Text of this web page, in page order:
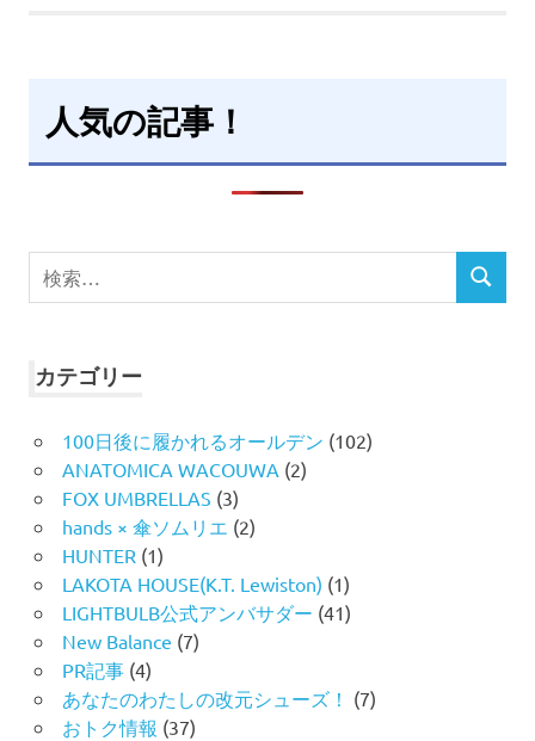
人気の記事！
検
索
検
索
カテゴリー
100日後に履かれるオールデン (102)
ANATOMICA WACOUWA (2)
FOX UMBRELLAS (3)
hands × 傘ソムリエ (2)
HUNTER (1)
LAKOTA HOUSE(K.T. Lewiston) (1)
LIGHTBULB公式アンバサダー (41)
New Balance (7)
PR記事(4)
あなたのわたしの改元シューズ！ (7)
おトク情報 (37)